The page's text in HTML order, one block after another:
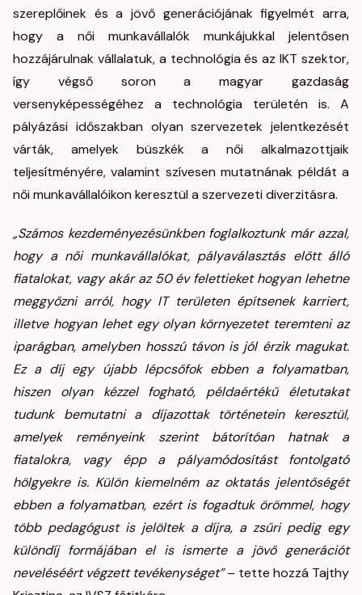
szereplőinek és a jövő generációjának figyelmét arra,
hogy a női munkavállalók munkájukkal jelentősen
hozzájárulnak vállalatuk, a technológia és az IKT szektor,
így végső soron a magyar gazdaság
versenyképességéhez a technológia területén is. A
pályázási időszakban olyan szervezetek jelentkezését
várták, amelyek büszkék a női alkalmazottjaik
teljesítményére, valamint szívesen mutatnának példát a
női munkavállalóikon keresztül a szervezeti diverzitásra.
„Számos kezdeményezésünkben foglalkoztunk már azzal,
hogy a női munkavállalókat, pályaválasztás előtt álló
fiatalokat, vagy akár az 50 év felettieket hogyan lehetne
meggyőzni arról, hogy IT területen építsenek karriert,
illetve hogyan lehet egy olyan környezetet teremteni az
iparágban, amelyben hosszú távon is jól érzik magukat.
Ez a díj egy újabb lépcsőfok ebben a folyamatban,
hiszen olyan kézzel fogható, példaértékű életutakat
tudunk bemutatni a díjazottak történetein keresztül,
amelyek reményeink szerint bátorítóan hatnak a
fiatalokra, vagy épp a pályamódosítást fontolgató
hölgyekre is. Külön kiemelném az oktatás jelentőségét
ebben a folyamatban, ezért is fogadtuk örömmel, hogy
több pedagógust is jelöltek a díjra, a zsűri pedig egy
különdíj formájában el is ismerte a jövő generációt
neveléséért végzett tevékenységet”– tette hozzá Tajthy